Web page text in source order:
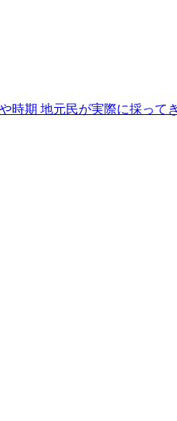
時期 地元民が実際に採って